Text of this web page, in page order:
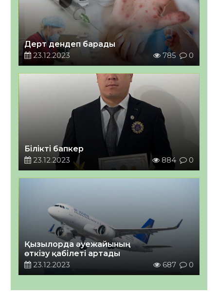
Дерт дендеп барады
23.12.2023
785 0
Білікті бапкер
23.12.2023
884 0
Қызылорда әуежайының
өткізу қабілеті артады
23.12.2023
687 0